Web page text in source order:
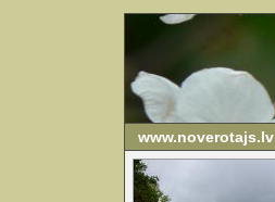
www.noverotajs.lv